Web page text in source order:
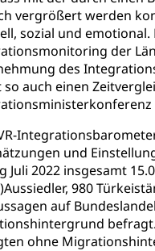
vergrößert werden
sozial und
der
des
so auch einen
und
Juli 2022 insgesamt
980
auf
ohne